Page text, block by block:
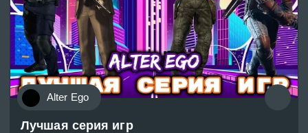
Alter Ego
Лучшая серия игр